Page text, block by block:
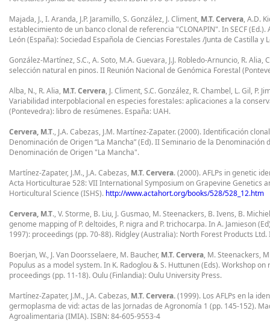
Majada, J., I. Aranda, J.P. Jaramillo, S. González, J. Climent, M.T. Cervera, A.D.
establecimiento de un banco clonal de referencia "CLONAPIN". In SECF
León (España): Sociedad Española de Ciencias Forestales /Junta de Castilla y
González-Martínez, S.C., A. Soto, M.A. Guevara, J.J. Robledo-Arnuncio, R. Alia,
selección natural en pinos. II Reunión Nacional de Genómica Forestal
Alba, N., R. Alia, M.T. Cervera, J. Climent, S.C. González, R. Chambel, L. Gil, P.
Variabilidad interpoblacional en especies forestales: aplicaciones a la
(Pontevedra): libro de resúmenes. España: UAH.
Cervera, M.T., J.A. Cabezas, J.M. Martínez-Zapater. (2000). Identificación
Denominación de Origen “La Mancha” (Ed). II Seminario de la
Denominación de Origen "La Mancha".
Martínez-Zapater, J.M., J.A. Cabezas, M.T. Cervera. (2000). AFLPs in genetic
Acta Horticulturae 528: VII International Symposium on Grapevine Genetics
Horticultural Science (ISHS). http://www.actahort.org/books/528/528_12.htm
Cervera, M.T., V. Storme, B. Liu, J. Gusmao, M. Steenackers, B. Ivens, B.
genome mapping of P. deltoides, P. nigra and P. trichocarpa. In A. Jamieson
1997): proceedings (pp. 70-88). Ridgley (Australia): North Forest Products
Boerjan, W., J. Van Doorsselaere, M. Baucher, M.T. Cervera, M. Steenackers,
Populus as a model system. In K. Radoglou & S. Huttunen (Eds). Workshop
proceedings (pp. 11-18). Oulu (Finlandia): Oulu University Press.
Martínez-Zapater, J.M., J.A. Cabezas, M.T. Cervera.(1999). Los AFLPs en la
germoplasma de vid: actas de las Jornadas de Agronomía 1 (pp. 145-152).
Agroalimentaria (IMIA). ISBN: 84-605-9553-4